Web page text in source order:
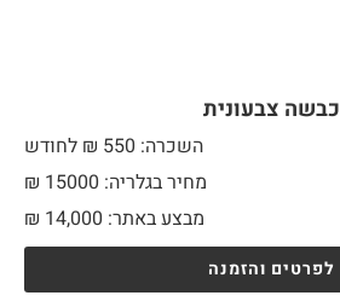
כבשה צבעונית
השכרה: 550 ₪ לחודש
מחיר בגלריה: 15000 ₪
מבצע באתר:
₪ 14,000
לפרטים והזמנה